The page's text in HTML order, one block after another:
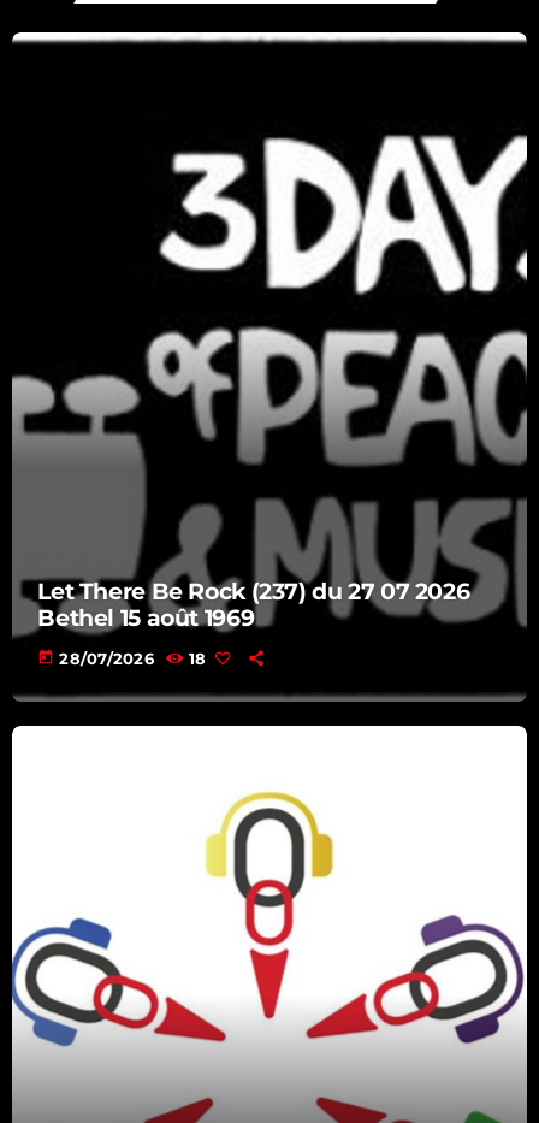
Playlists Musicales
20:00 - 22:00
Playlists Musicales
22:00 - 23:00
Let There Be Rock (237) du 27 07 2026
Bethel 15 août 1969
today 28/07/2026 18